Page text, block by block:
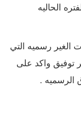
الحاليه
رسميه التي
توفيق واكد على
الرسميه .